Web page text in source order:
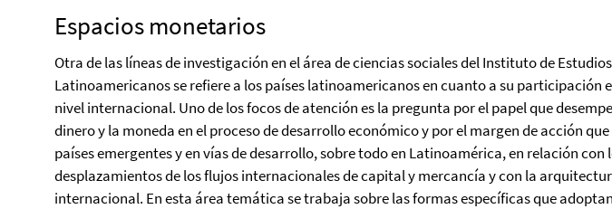
Espacios monetarios
Otra de las líneas de investigación en el área de ciencias sociales del Instituto de Estudios
Latinoamericanos se refiere a los países latinoamericanos en cuanto a su participación
nivel internacional. Uno de los focos de atención es la pregunta por el papel que
dinero y la moneda en el proceso de desarrollo económico y por el margen de acción
países emergentes y en vías de desarrollo, sobre todo en Latinoamérica, en relación con
desplazamientos de los flujos internacionales de capital y mercancía y con la
internacional. En esta área temática se trabaja sobre las formas específicas que